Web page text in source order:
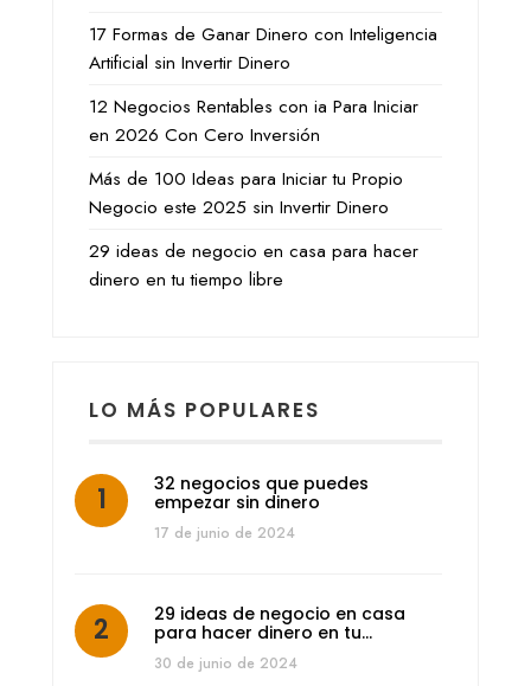
17 Formas de Ganar Dinero con Inteligencia
Artificial sin Invertir Dinero
12 Negocios Rentables con ia Para Iniciar
en 2026 Con Cero Inversión
Más de 100 Ideas para Iniciar tu Propio
Negocio este 2025 sin Invertir Dinero
29 ideas de negocio en casa para hacer
dinero en tu tiempo libre
LO MÁS POPULARES
32 negocios que puedes
empezar sin dinero
17 de junio de 2024
29 ideas de negocio en casa
para hacer dinero en tu…
30 de junio de 2024